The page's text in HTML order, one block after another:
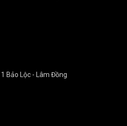
Bảo Lộc - Lâm Đồng